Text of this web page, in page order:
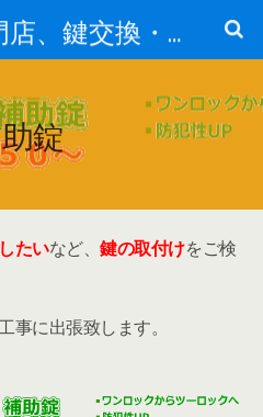
鍵の出張専門店、鍵交換・修理が格安料金/東京・埼玉・さいたま市
錠
たいなど、鍵の取付けをご検
事に出張致します。